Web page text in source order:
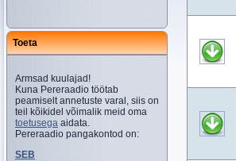
Toeta
Armsad kuulajad!
Kuna Pereraadio töötab
peamiselt annetuste varal, siis on
teil kõikidel võimalik meid oma
toetusega aidata.
Pereraadio pangakontod on:
SEB